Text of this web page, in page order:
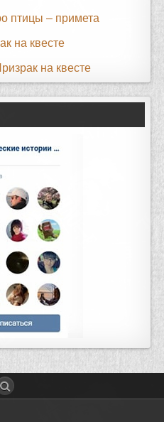
птицы – примета
на квесте
на квесте